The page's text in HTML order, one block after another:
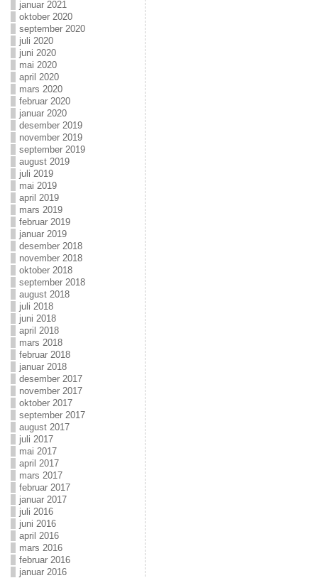
januar 2021
oktober 2020
september 2020
juli 2020
juni 2020
mai 2020
april 2020
mars 2020
februar 2020
januar 2020
desember 2019
november 2019
september 2019
august 2019
juli 2019
mai 2019
april 2019
mars 2019
februar 2019
januar 2019
desember 2018
november 2018
oktober 2018
september 2018
august 2018
juli 2018
juni 2018
april 2018
mars 2018
februar 2018
januar 2018
desember 2017
november 2017
oktober 2017
september 2017
august 2017
juli 2017
mai 2017
april 2017
mars 2017
februar 2017
januar 2017
juli 2016
juni 2016
april 2016
mars 2016
februar 2016
januar 2016